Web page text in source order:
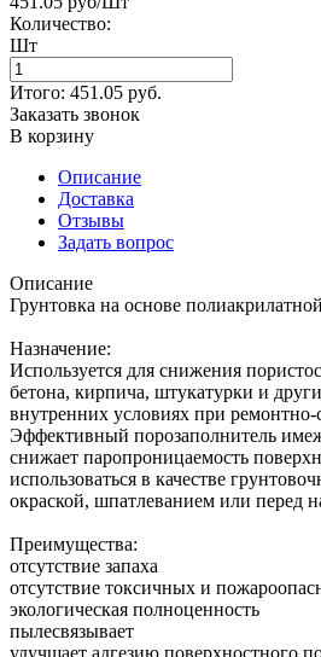
Количество:
Шт
Итого: 451.05 руб.
Заказать звонок
В корзину
Описание
Доставка
Отзывы
Задать вопрос
Описание
Грунтовка на основе
Назначение:
Используется для снижения
бетона, кирпича, штукатурки и
внутренних условиях при ремонтно-
Эффективный порозаполнитель
снижает паропроницаемость
использоваться в качестве
окраской, шпатлеванием или перед
Преимущества:
отсутствие запаха
отсутствие токсичных и
экологическая полноценность
пылесвязывает
улучшает адгезию поверхностного